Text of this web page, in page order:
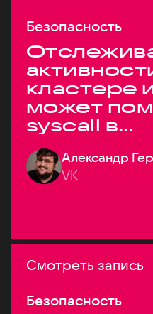
Безопасность
кластере
может
syscall в
системах
Александр
VK
Смотреть запись
Безопасность